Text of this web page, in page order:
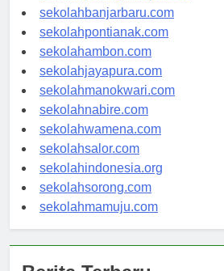
sekolahpalangkaraya.com
sekolahbanjarbaru.com
sekolahpontianak.com
sekolahambon.com
sekolahjayapura.com
sekolahmanokwari.com
sekolahnabire.com
sekolahwamena.com
sekolahsalor.com
sekolahindonesia.org
sekolahsorong.com